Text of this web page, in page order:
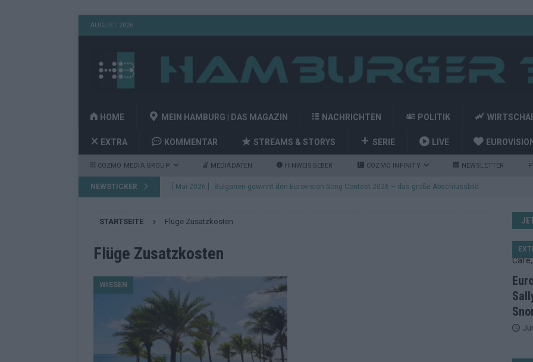
AUGUST 2026
HOME MEIN HAMBURG | DAS MAGAZIN NACHRICHTEN POLITIK
EXTRA KOMMENTAR STREAMS & STORYS SERIE LIVE EUROVISION
COZMO MEDIA GROUP MEDIADATEN HINWEISGEBER COZMO INFINITY NEWSLETTER
NEWSTICKER [ Mai 2026 ] Bulgarien gewinnt den Eurovision Song Contest 2026 – das große Abschlussbild
[ Mai 2026 ]
Highlights
EUROVISION
[ Mai 2026 ] Alle 25 ESC-Finalisten auf dem Prüfstand: Stärken, Schwächen und unsere Tipps
KOMMENTAR
[ Mai 2026 ] Vier Sieger gleichzeitig, Manipulationsverdacht, Jury-Comeback: Die turbulente
STARTSEITE Flüge Zusatzkosten
Flüge Zusatzkosten
WISSEN